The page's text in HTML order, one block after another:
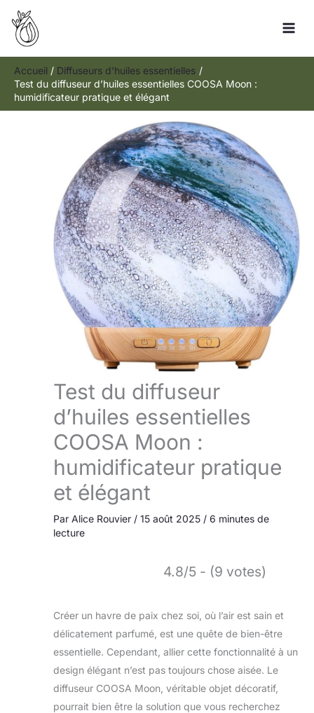
Aller
contenu
Accueil
Diffuseurs d'huiles essentielles
Test du diffuseur d’huiles essentielles COOSA Moon :
humidificateur pratique et élégant
Test du diffuseur
d’huiles essentielles
COOSA Moon :
humidificateur pratique
et élégant
Par Alice Rouvier / 15 août 2025 / 6 minutes de
lecture
4.8/5 - (9 votes)
Créer un havre de paix chez soi, où l’air est sain et
délicatement parfumé, est une quête de bien-être
essentielle. Cependant, allier cette fonctionnalité à un
design élégant n’est pas toujours chose aisée. Le
diffuseur COOSA Moon, véritable objet décoratif,
pourrait bien être la solution que vous recherchez
Rechercher